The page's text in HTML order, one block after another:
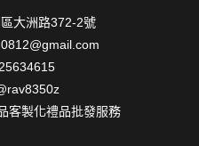
大洲路372-2號
客製化禮品批發服務